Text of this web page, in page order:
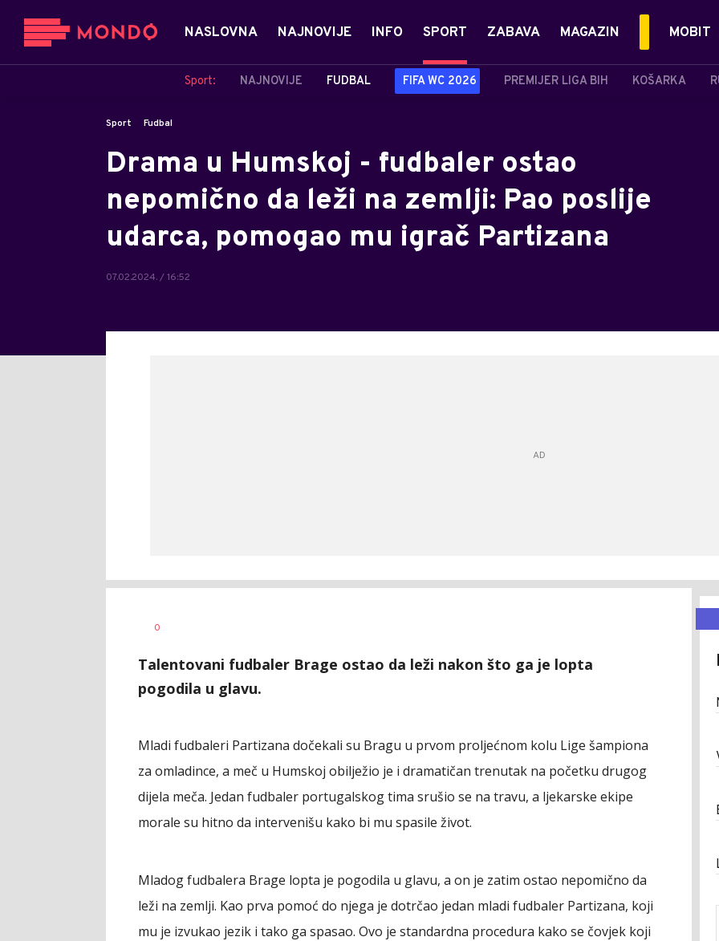
NASLOVNA NAJNOVIJE INFO SPORT
Sport: NAJNOVIJE FUDBAL FIFA WC 2026 PREMIJER LIGA BIH KOŠARKA
ZABAVA MAGAZIN MOBIT
Sport Fudbal
Drama u Humskoj - fudbaler ostao
nepomično da leži na zemlji: Pao poslije
udarca, pomogao mu igrač Partizana
07.02.2024. / 16:52
0
Talentovani fudbaler Brage ostao da leži nakon što ga je lopta
pogodila u glavu.
Mladi fudbaleri Partizana dočekali su Bragu u prvom proljećnom kolu Lige šampiona
za omladince, a meč u Humskoj obilježio je i dramatičan trenutak na početku drugog
dijela meča. Jedan fudbaler portugalskog tima srušio se na travu, a ljekarske ekipe
morale su hitno da intervenišu kako bi mu spasile život.
Mladog fudbalera Brage lopta je pogodila u glavu, a on je zatim ostao nepomično da
leži na zemlji. Kao prva pomoć do njega je dotrčao jedan mladi fudbaler Partizana, koji
mu je izvukao jezik i tako ga spasao. Ovo je standardna procedura kako se čovjek koji